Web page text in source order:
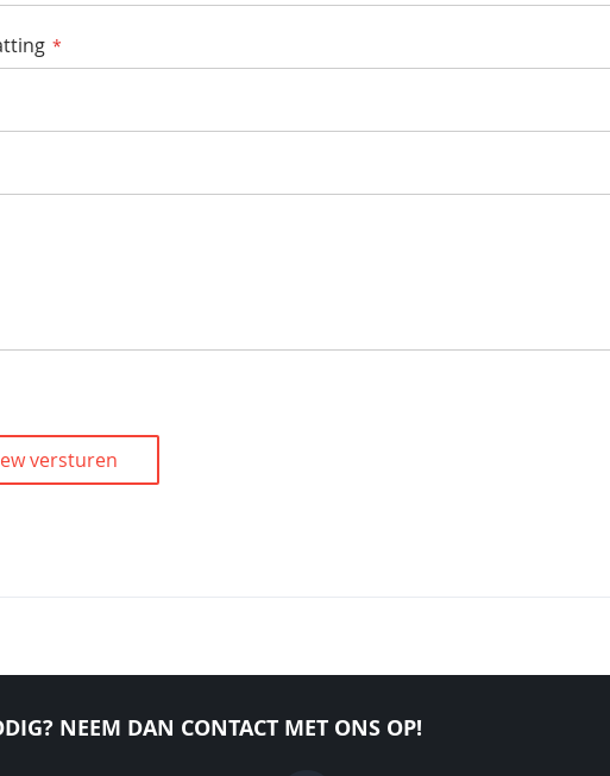
versturen
NEEM DAN CONTACT MET ONS OP!